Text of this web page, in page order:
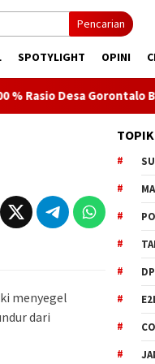
Pencarian
SPOTYLIGHT OPINI
Berlistrik,
menyegel
dari